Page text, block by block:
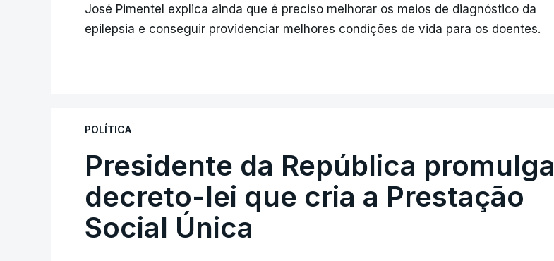
José Pimentel explica ainda que é preciso melhorar os meios de diagnóstico da
epilepsia e conseguir providenciar melhores condições de vida para os doentes.
POLÍTICA
Presidente da República promulga
decreto-lei que cria a Prestação
Social Única